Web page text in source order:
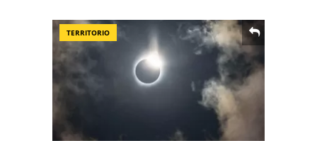
TERRITORIO